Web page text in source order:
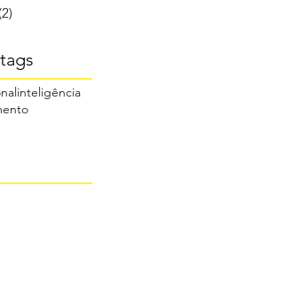
inteligência